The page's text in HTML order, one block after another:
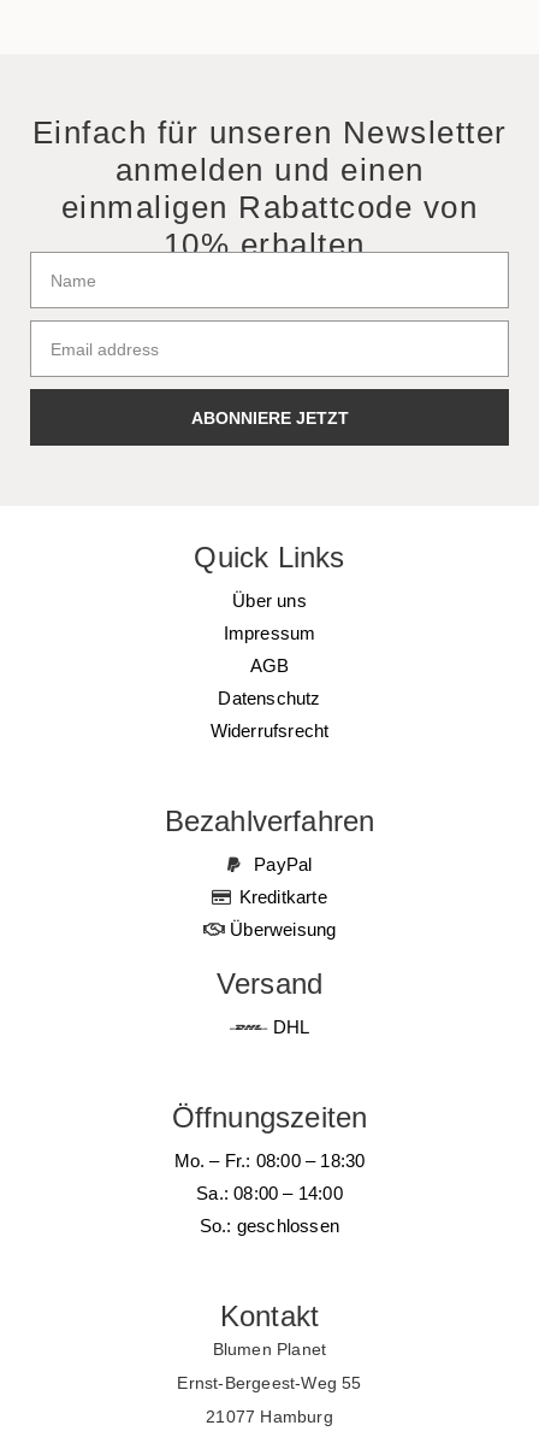
Einfach für unseren Newsletter
anmelden und einen
einmaligen Rabattcode von
10% erhalten.
ABONNIERE JETZT
Quick Links
Über uns
Impressum
AGB
Datenschutz
Widerrufsrecht
Bezahlverfahren
PayPal
Kreditkarte
Überweisung
Versand
DHL
Öffnungszeiten
Mo. – Fr.: 08:00 – 18:30
Sa.: 08:00 – 14:00
So.: geschlossen
Kontakt
Blumen Planet
Ernst-Bergeest-Weg 55
21077 Hamburg